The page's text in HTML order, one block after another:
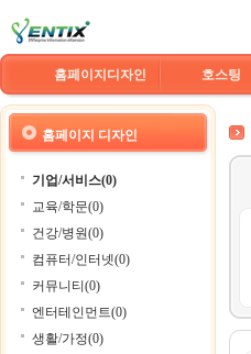
홈페이지디자인 호스팅
홈페이지 디자인
기업/서비스(0)
교육/학문(0)
건강/병원(0)
컴퓨터/인터넷(0)
커뮤니티(0)
엔터테인먼트(0)
생활/가정(0)